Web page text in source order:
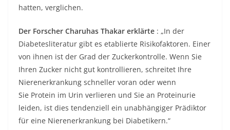
hatten, verglichen.
Der Forscher Charuhas Thakar erklärte : „In der
Diabetesliteratur gibt es etablierte Risikofaktoren. Einer
von ihnen ist der Grad der Zuckerkontrolle. Wenn Sie
Ihren Zucker nicht gut kontrollieren, schreitet Ihre
Nierenerkrankung schneller voran oder wenn
Sie Protein im Urin verlieren und Sie an Proteinurie
leiden, ist dies tendenziell ein unabhängiger Prädiktor
für eine Nierenerkrankung bei Diabetikern.“